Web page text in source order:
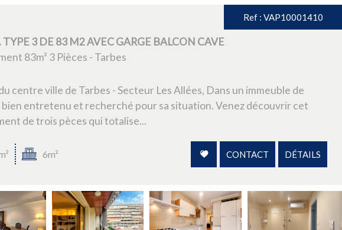
+ de critères +
Ref : VAP10001410
TYPE 3 DE 83 M2 AVEC GARGE BALCON CAVE
83m² 3 Pièces - Tarbes
centre ville de Tarbes - Secteur Les Allées, Dans un immeuble de
entretenu et recherché pour sa situation. Venez découvrir cet
de trois pèces qui totalise...
6m² CONTACT DÉTAILS